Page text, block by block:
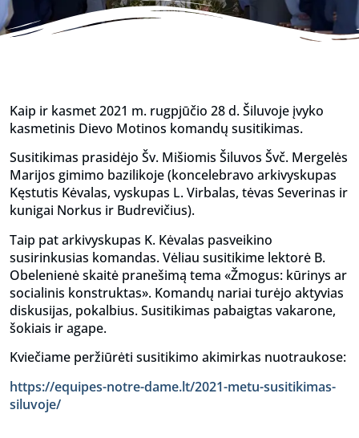
Kaip ir kasmet 2021 m. rugpjūčio 28 d. Šiluvoje įvyko
kasmetinis Dievo Motinos komandų susitikimas.
Susitikimas prasidėjo Šv. Mišiomis Šiluvos Švč. Mergelės
Marijos gimimo bazilikoje (koncelebravo arkivyskupas
Kęstutis Kėvalas, vyskupas L. Virbalas, tėvas Severinas ir
kunigai Norkus ir Budrevičius).
Taip pat arkivyskupas K. Kėvalas pasveikino
susirinkusias komandas. Vėliau susitikime lektorė B.
Obelenienė skaitė pranešimą tema «Žmogus: kūrinys ar
socialinis konstruktas». Komandų nariai turėjo aktyvias
diskusijas, pokalbius. Susitikimas pabaigtas vakarone,
šokiais ir agape.
Kviečiame peržiūrėti susitikimo akimirkas nuotraukose:
https://equipes-notre-dame.lt/2021-metu-susitikimas-
siluvoje/